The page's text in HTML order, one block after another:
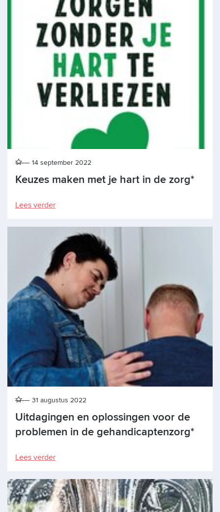
Keuzes maken met je hart in de zorg*
14 september 2022
Lees verder
Uitdagingen en oplossingen voor de
problemen in de gehandicaptenzorg*
31 augustus 2022
Lees verder